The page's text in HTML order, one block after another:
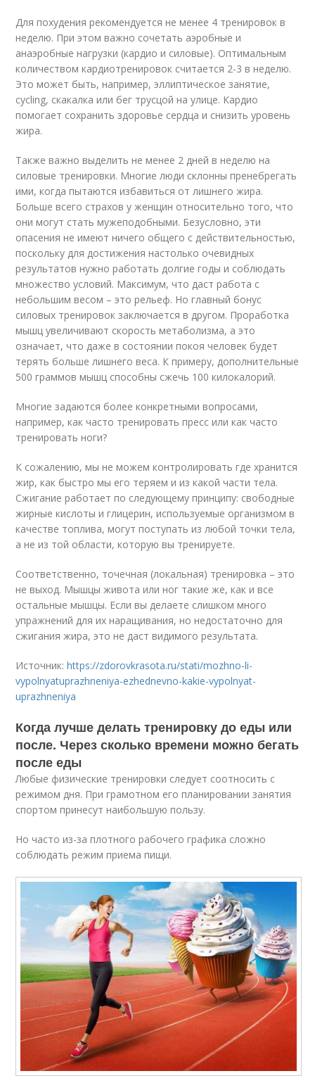
Для похудения рекомендуется не менее 4 тренировок в
неделю. При этом важно сочетать аэробные и
анаэробные нагрузки (кардио и силовые). Оптимальным
количеством кардиотренировок считается 2-3 в неделю.
Это может быть, например, эллиптическое занятие,
cycling, скакалка или бег трусцой на улице. Кардио
помогает сохранить здоровье сердца и снизить уровень
жира.
Также важно выделить не менее 2 дней в неделю на
силовые тренировки. Многие люди склонны пренебрегать
ими, когда пытаются избавиться от лишнего жира.
Больше всего страхов у женщин относительно того, что
они могут стать мужеподобными. Безусловно, эти
опасения не имеют ничего общего с действительностью,
поскольку для достижения настолько очевидных
результатов нужно работать долгие годы и соблюдать
множество условий. Максимум, что даст работа с
небольшим весом – это рельеф. Но главный бонус
силовых тренировок заключается в другом. Проработка
мышц увеличивают скорость метаболизма, а это
означает, что даже в состоянии покоя человек будет
терять больше лишнего веса. К примеру, дополнительные
500 граммов мышц способны сжечь 100 килокалорий.
Многие задаются более конкретными вопросами,
например, как часто тренировать пресс или как часто
тренировать ноги?
К сожалению, мы не можем контролировать где хранится
жир, как быстро мы его теряем и из какой части тела.
Сжигание работает по следующему принципу: свободные
жирные кислоты и глицерин, используемые организмом в
качестве топлива, могут поступать из любой точки тела,
а не из той области, которую вы тренируете.
Соответственно, точечная (локальная) тренировка – это
не выход. Мышцы живота или ног такие же, как и все
остальные мышцы. Если вы делаете слишком много
упражнений для их наращивания, но недостаточно для
сжигания жира, это не даст видимого результата.
Источник:https://zdorovkrasota.ru/stati/mozhno-li-
vypolnyatuprazhneniya-ezhednevno-kakie-vypolnyat-
uprazhneniya
Когда лучше делать тренировку до еды или
после. Через сколько времени можно бегать
после еды
Любые физические тренировки следует соотносить с
режимом дня. При грамотном его планировании занятия
спортом принесут наибольшую пользу.
Но часто из-за плотного рабочего графика сложно
соблюдать режим приема пищи.